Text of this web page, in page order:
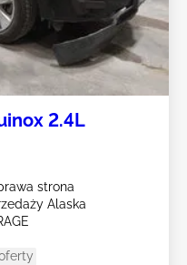
2.4L
strona
Alaska